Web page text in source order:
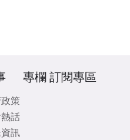
策
話
訊
專欄 訂閱專區